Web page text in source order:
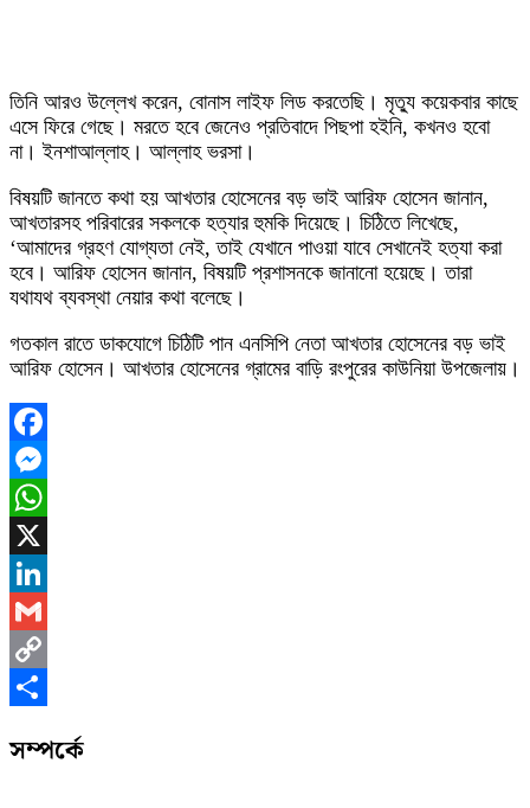
তিনি আরও উল্লেখ করেন, বোনাস লাইফ লিড করতেছি। মৃত্যু কয়েকবার কাছে
এসে ফিরে গেছে। মরতে হবে জেনেও প্রতিবাদে পিছপা হইনি, কখনও হবো
না। ইনশাআল্লাহ। আল্লাহ ভরসা।
বিষয়টি জানতে কথা হয় আখতার হোসেনের বড় ভাই আরিফ হোসেন জানান,
আখতারসহ পরিবারের সকলকে হত্যার হুমকি দিয়েছে। চিঠিতে লিখেছে,
‘আমাদের গ্রহণ যোগ্যতা নেই, তাই যেখানে পাওয়া যাবে সেখানেই হত্যা করা
হবে। আরিফ হোসেন জানান, বিষয়টি প্রশাসনকে জানানো হয়েছে। তারা
যথাযথ ব্যবস্থা নেয়ার কথা বলেছে।
গতকাল রাতে ডাকযোগে চিঠিটি পান এনসিপি নেতা আখতার হোসেনের বড় ভাই
আরিফ হোসেন। আখতার হোসেনের গ্রামের বাড়ি রংপুরের কাউনিয়া উপজেলায়।
Facebook
Messenger
WhatsApp
X
LinkedIn
Gmail
Copy
সম্পর্কে